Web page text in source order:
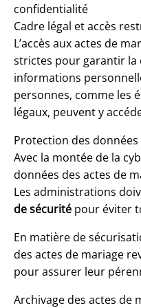
confidentialité
Cadre légal et accès
L’accès aux actes de
strictes pour garantir la
informations
personnes, comme les
légaux, peuvent y
Protection des
Avec la montée de la
données des actes de
Les administrations
de sécurité pour éviter
En matière de
des actes de mariage
pour assurer leur
Archivage des actes de